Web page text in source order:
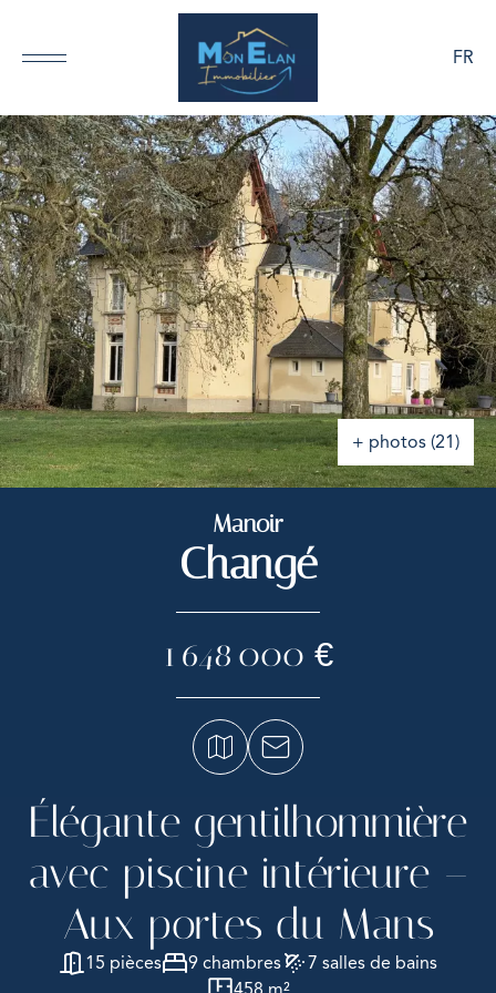
FR
+ photos (21)
Manoir
Changé
1 648 000 €
Élégante gentilhommière
avec piscine intérieure –
Aux portes du Mans
15 pièces 9 chambres
7 salles de bains